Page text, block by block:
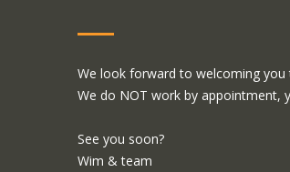
We look forward to welcoming you
We do NOT work by appointment,
See you soon?
Wim & team